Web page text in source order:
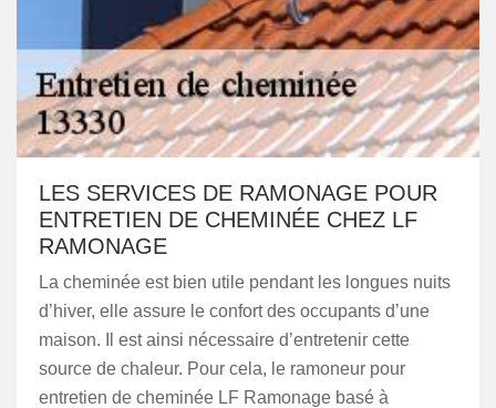
LES SERVICES DE RAMONAGE POUR
ENTRETIEN DE CHEMINÉE CHEZ LF
RAMONAGE
La cheminée est bien utile pendant les longues nuits
d’hiver, elle assure le confort des occupants d’une
maison. Il est ainsi nécessaire d’entretenir cette
source de chaleur. Pour cela, le ramoneur pour
entretien de cheminée LF Ramonage basé à